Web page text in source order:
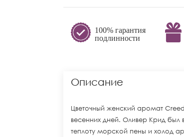
100% гарантия
подлинности
Описание
Цветочный женский аромат
весенних дней. Оливер Крид
теплоту морской пены и холод